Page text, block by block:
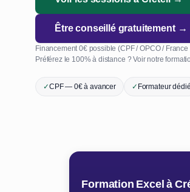
Être conseillé gratuitement →
Financement 0€ possible (CPF / OPCO /
Préférez le 100% à distance ? Voir notre
✓CPF — 0€ à avancer ✓Formateur dédié
Formation Excel à